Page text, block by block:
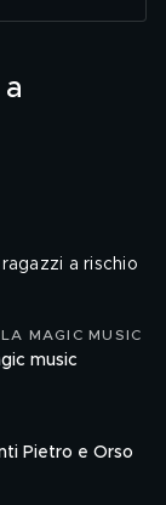
a rischio
MAGIC MUSIC
music
Pietro e Orso